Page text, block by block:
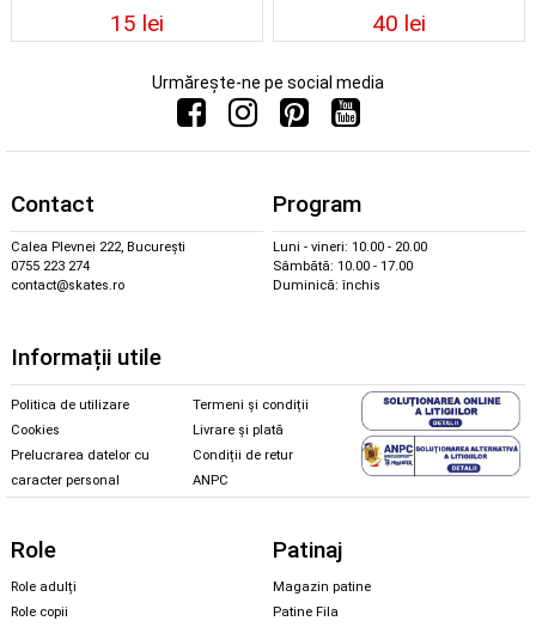
15 lei 40 lei
Urmărește-ne pe social media
Contact
Calea Plevnei 222, București
0755 223 274
contact@skates.ro
Program
Luni - vineri: 10.00 - 20.00
Sâmbătă: 10.00 - 17.00
Duminică: închis
Informații utile
Politica de utilizare
Cookies
Prelucrarea datelor cu
caracter personal
Termeni și condiții
Livrare și plată
Condiții de retur
ANPC
Role
Role adulți
Role copii
Patinaj
Magazin patine
Patine Fila